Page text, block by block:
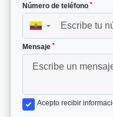
Número de teléfono *
▼
Mensaje *
Acepto recibir